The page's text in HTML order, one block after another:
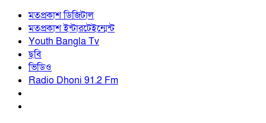
মতপ্রকাশ ডিজিটাল
মতপ্রকাশ ইন্টারটেইন্মেন্ট
Youth Bangla Tv
ছবি
ভিডিও
Radio Dhoni 91.2 Fm